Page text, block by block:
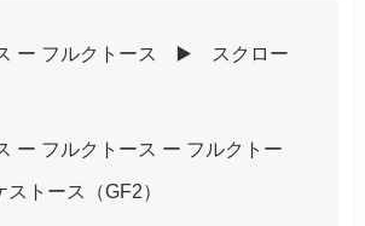
ー フルクトース ▶️ スクロー
ー フルクトース ー フルクトー
ース（GF2）